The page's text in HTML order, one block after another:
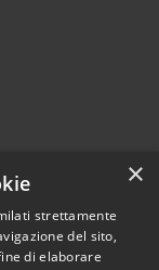
2026 • Comune di
×
strettamente
del sito,
di elaborare